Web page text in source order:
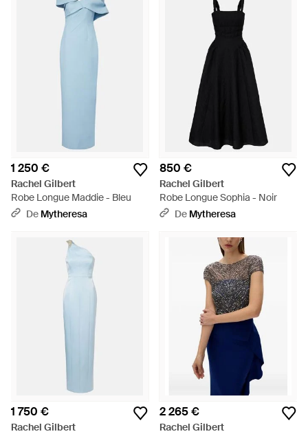
1 250 €
Rachel Gilbert
Robe Longue Maddie - Bleu
De Mytheresa
850 €
Rachel Gilbert
Robe Longue Sophia - Noir
De Mytheresa
1 750 €
Rachel Gilbert
2 265 €
Rachel Gilbert